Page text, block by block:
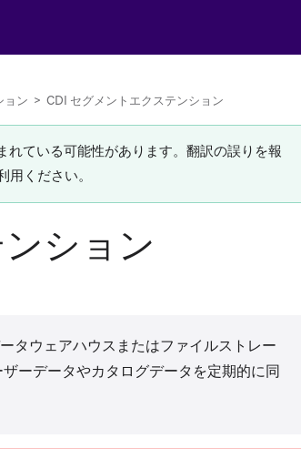
ョン > CDI セグメントエクステンション
ている可能性があります。翻訳の誤りを報
ください。
ション
タウェアハウスまたはファイルストレー
ーデータやカタログデータを定期的に同